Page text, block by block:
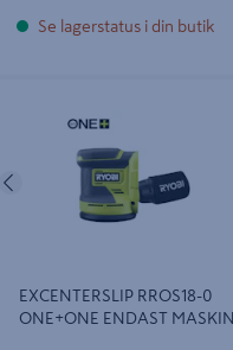
Se lagerstatus i din butik
Föregående
EXCENTERSLIP RROS18-0
ONE+ONE ENDAST MASKIN